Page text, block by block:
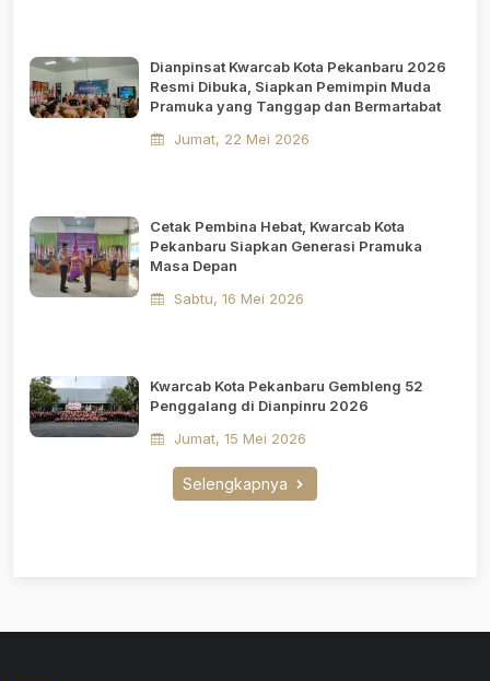
Dianpinsat Kwarcab Kota Pekanbaru 2026
Resmi Dibuka, Siapkan Pemimpin Muda
Pramuka yang Tanggap dan Bermartabat
Jumat, 22 Mei 2026
Cetak Pembina Hebat, Kwarcab Kota
Pekanbaru Siapkan Generasi Pramuka
Masa Depan
Sabtu, 16 Mei 2026
Kwarcab Kota Pekanbaru Gembleng 52
Penggalang di Dianpinru 2026
Jumat, 15 Mei 2026
Selengkapnya